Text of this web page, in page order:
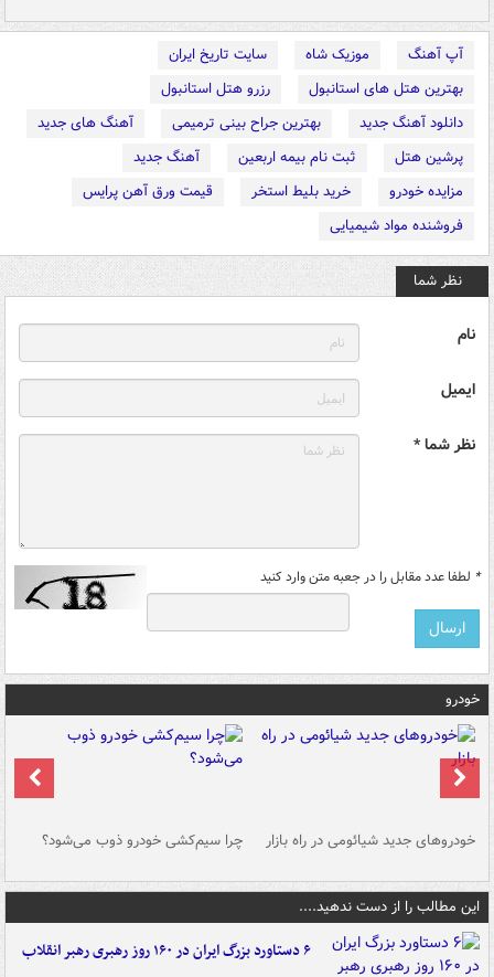
آپ آهنگ موزیک شاه
سایت تاریخ ایران
بهترین هتل های استانبول
رزرو هتل استانبول
دانلود آهنگ جدید
بهترین جراح بینی ترمیمی
آهنگ های جدید
پرشین هتل
ثبت نام بیمه اربعین
آهنگ جدید
مزایده خودرو
خرید بلیط استخر
قیمت ورق آهن پرایس
فروشنده مواد شیمیایی
نظر شما
نام
ایمیل
نظر شما *
* لطفا عدد مقابل را در جعبه متن وارد کنید
خودرو
خودروهای جدید شیائومی در راه بازار چرا سیم‌کشی خودرو ذوب می‌شود؟
این مطالب را از دست ندهید....
۶ دستاورد بزرگ ایران در ۱۶۰ روز رهبری رهبر انقلاب